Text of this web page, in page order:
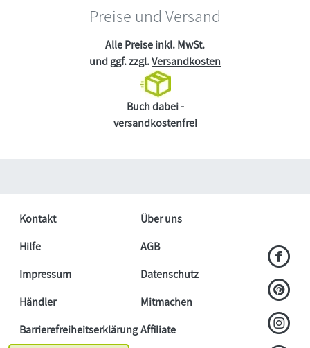
Preise und Versand
Alle Preise inkl. MwSt.
und ggf. zzgl.Versandkosten
Buch dabei -
versandkostenfrei
Kontakt
Über uns
Hilfe
AGB
Impressum
Datenschutz
Händler
Mitmachen
BarrierefreiheitserklärungAffiliate